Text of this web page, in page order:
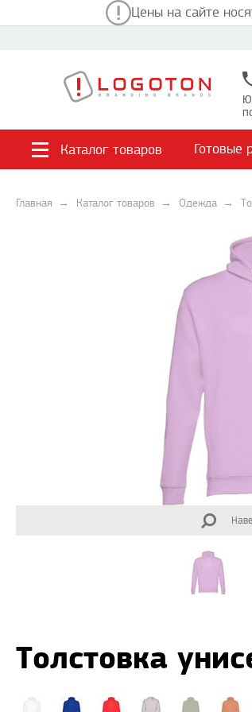
Цены на сайте
Каталог товаров Готовые
Главная Каталог товаров Одежда
Толстовка